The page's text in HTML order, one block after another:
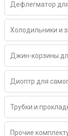
Дефлегматор
Холодильники и
Джин-корзины
Диоптр для
Трубки и
Прочие